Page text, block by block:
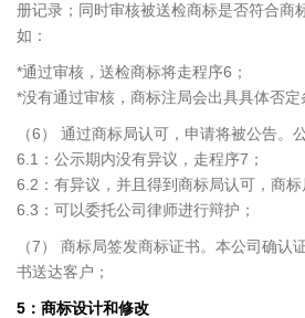
册记录；同时审核被送检商标是否符合商
如：
*通过审核，送检商标将走程序6；
*没有通过审核，商标注局会出具具体否定
（6） 通过商标局认可，申请将被公告。
6.1：公示期内没有异议，走程序7；
6.2：有异议，并且得到商标局认可，商
6.3：可以委托公司律师进行辩护；
（7） 商标局签发商标证书。本公司确认
书送达客户；
5：商标设计和修改